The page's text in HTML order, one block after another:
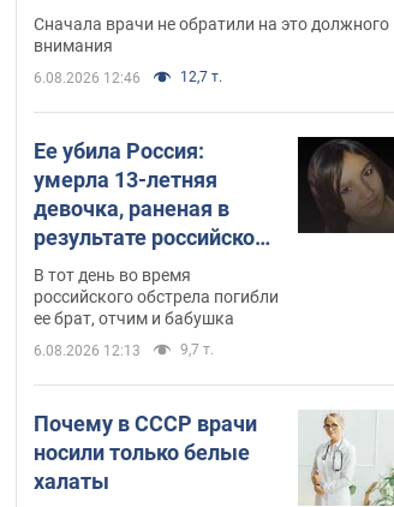
"агрессивном" раке
Сначала врачи не обратили на это должного
внимания
6.08.2026 12:46 12,7 т.
Ее убила Россия:
умерла 13-летняя
девочка, раненая в
результате российской
атаки на Сумскую
область. Фото
В тот день во время
российского обстрела погибли
ее брат, отчим и бабушка
6.08.2026 12:13 9,7 т.
Почему в СССР врачи
носили только белые
халаты